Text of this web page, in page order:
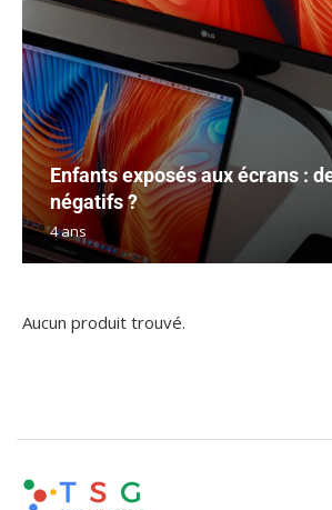
Enfants exposés aux écrans :
négatifs ?
4 ans
Aucun produit trouvé.